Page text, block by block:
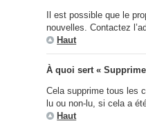
Il est possible que le
nouvelles. Contactez
Haut
À quoi sert «
Cela supprime tous les
lu ou non-lu, si cela a
Haut